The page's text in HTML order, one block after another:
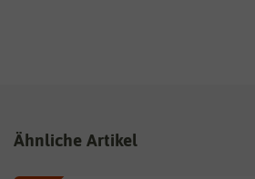
Ähnliche Artikel